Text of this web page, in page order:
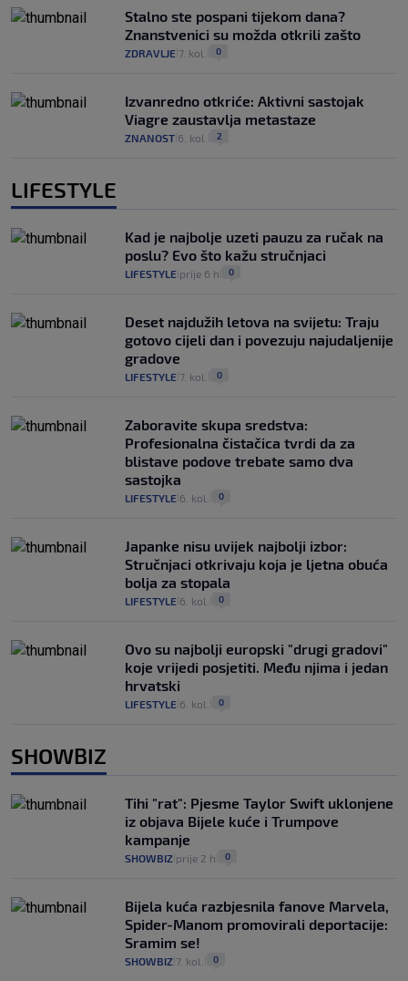
Stalno ste pospani tijekom dana?
Znanstvenici su možda otkrili zašto
ZDRAVLJE 7. kol. 0
Izvanredno otkriće: Aktivni sastojak
Viagre zaustavlja metastaze
ZNANOST 6. kol. 2
LIFESTYLE
Kad je najbolje uzeti pauzu za ručak na
poslu? Evo što kažu stručnjaci
LIFESTYLE prije 6 h 0
Deset najdužih letova na svijetu: Traju
gotovo cijeli dan i povezuju najudaljenije
gradove
LIFESTYLE 7. kol. 0
Zaboravite skupa sredstva:
Profesionalna čistačica tvrdi da za
blistave podove trebate samo dva
sastojka
LIFESTYLE 6. kol. 0
Japanke nisu uvijek najbolji izbor:
Stručnjaci otkrivaju koja je ljetna obuća
bolja za stopala
LIFESTYLE 6. kol. 0
Ovo su najbolji europski "drugi gradovi"
koje vrijedi posjetiti. Među njima i jedan
hrvatski
LIFESTYLE 6. kol. 0
SHOWBIZ
Tihi "rat": Pjesme Taylor Swift uklonjene
iz objava Bijele kuće i Trumpove
kampanje
SHOWBIZ prije 2 h 0
Bijela kuća razbjesnila fanove Marvela,
Spider-Manom promovirali deportacije:
Sramim se!
SHOWBIZ 7. kol. 0